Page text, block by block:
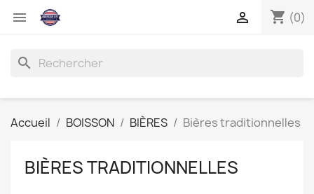
 shopping_cart (0)

search
Accueil BOISSON BIÈRES Bières traditionnelles
BIÈRES TRADITIONNELLES